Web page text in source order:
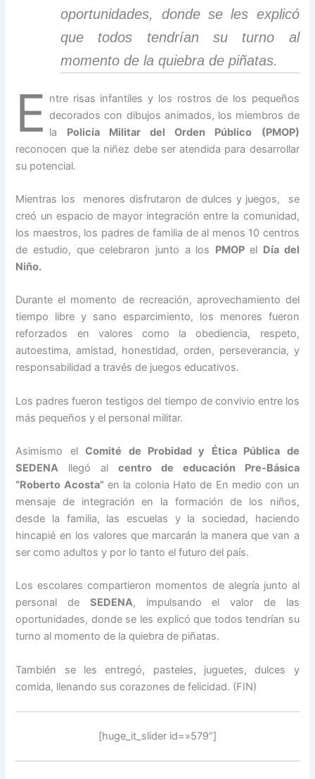
oportunidades, donde se les explicó
que todos tendrían su turno al
momento de la quiebra de piñatas.
E ntre risas infantiles y los rostros de los pequeños
decorados con dibujos animados, los miembros de
la Policía Militar del Orden Público (PMOP)
reconocen que la niñez debe ser atendida para desarrollar
su potencial.
Mientras los menores disfrutaron de dulces y juegos, se
creó un espacio de mayor integración entre la comunidad,
los maestros, los padres de familia de al menos 10 centros
de estudio, que celebraron junto a los PMOPel Día del
Niño.
Durante el momento de recreación, aprovechamiento del
tiempo libre y sano esparcimiento, los menores fueron
reforzados en valores como la obediencia, respeto,
autoestima, amistad, honestidad, orden, perseverancia, y
responsabilidad a través de juegos educativos.
Los padres fueron testigos del tiempo de convivio entre los
más pequeños y el personal militar.
Asimismo elComité de Probidad y Ética Pública de
SEDENA llegó al centro de educación Pre-Básica
“Roberto Acosta”en la colonia Hato de En medio con un
mensaje de integración en la formación de los niños,
desde la familia, las escuelas y la sociedad, haciendo
hincapié en los valores que marcarán la manera que van a
ser como adultos y por lo tanto el futuro del país.
Los escolares compartieron momentos de alegría junto al
personal de SEDENA, impulsando el valor de las
oportunidades, donde se les explicó que todos tendrían su
turno al momento de la quiebra de piñatas.
También se les entregó, pasteles, juguetes, dulces y
comida, llenando sus corazones de felicidad. (FIN)
[huge_it_slider id=»579″]